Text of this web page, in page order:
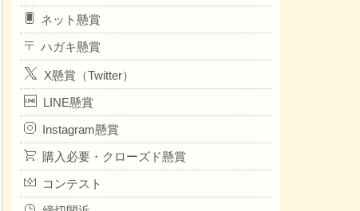
ネット懸賞
ハガキ懸賞
X懸賞（Twitter）
LINE懸賞
Instagram懸賞
購入必要・クローズド懸賞
コンテスト